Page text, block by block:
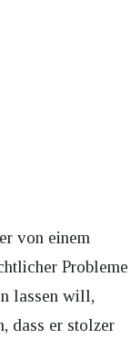
von einem
Probleme
lassen will,
dass er stolzer